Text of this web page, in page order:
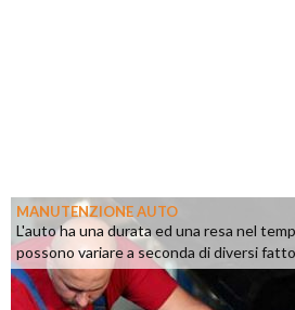
MANUTENZIONE AUTO
L'auto ha una durata ed una resa nel
possono variare a seconda di diversi